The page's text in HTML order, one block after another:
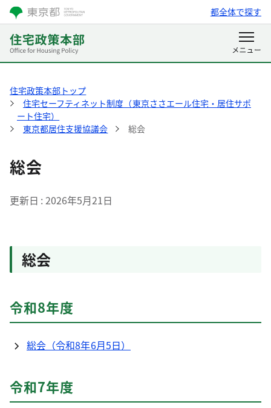
都全体で探す
住宅政策本部トップ
住宅セーフティネット制度（東京ささエール住宅・居住サポ
ート住宅）
東京都居住支援協議会
総会
総会
更新日 2026年5月21日
総会
令和8年度
総会（令和8年6月5日）
令和7年度